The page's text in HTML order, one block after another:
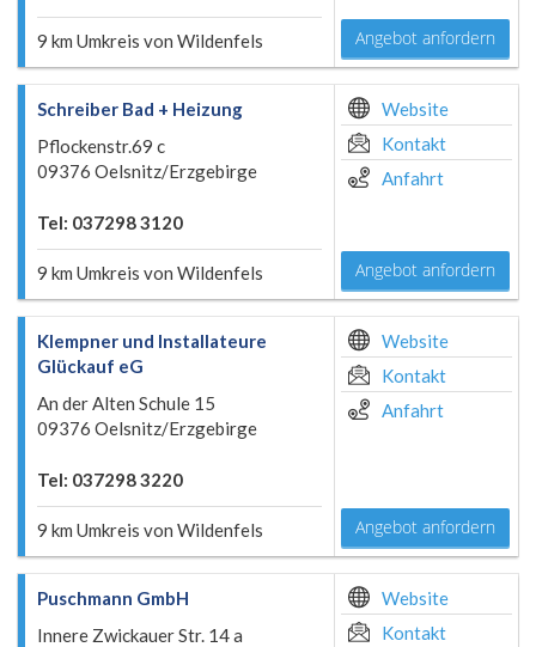
9 km Umkreis von Wildenfels Angebot anfordern
Schreiber Bad + Heizung
Pflockenstr.69 c
09376 Oelsnitz/Erzgebirge
Tel: 037298 3120
9 km Umkreis von Wildenfels
Website
Kontakt
Anfahrt
Angebot anfordern
Klempner und Installateure
Glückauf eG
An der Alten Schule 15
09376 Oelsnitz/Erzgebirge
Tel: 037298 3220
9 km Umkreis von Wildenfels
Website
Kontakt
Anfahrt
Angebot anfordern
Puschmann GmbH
Innere Zwickauer Str. 14 a
Website
Kontakt